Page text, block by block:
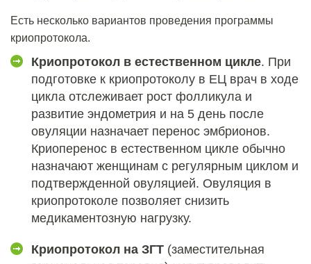
Есть несколько вариантов проведения программы
криопротокола.
Криопротокол в естественном цикле. При
подготовке к криопротоколу в ЕЦ врач в ходе
цикла отслеживает рост фолликула и
развитие эндометрия и на 5 день после
овуляции назначает перенос эмбрионов.
Криоперенос в естественном цикле обычно
назначают женщинам с регулярным циклом и
подтвержденной овуляцией. Овуляция в
криопротоколе позволяет снизить
медикаментозную нагрузку.
Криопротокол на ЗГТ (заместительная